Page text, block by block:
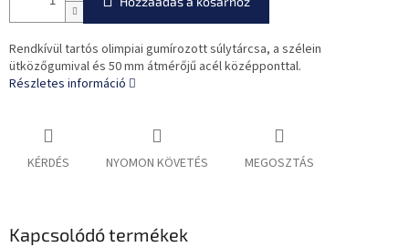
Rendkívül tartós olimpiai gumírozott súlytárcsa, a szélein
ütközőgumival és 50 mm átmérőjű acél középponttal.
Részletes információ
KÉRDÉS NYOMON KÖVETÉS MEGOSZTÁS
Kapcsolódó termékek